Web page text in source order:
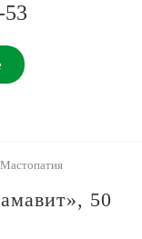
Мастопатия
50